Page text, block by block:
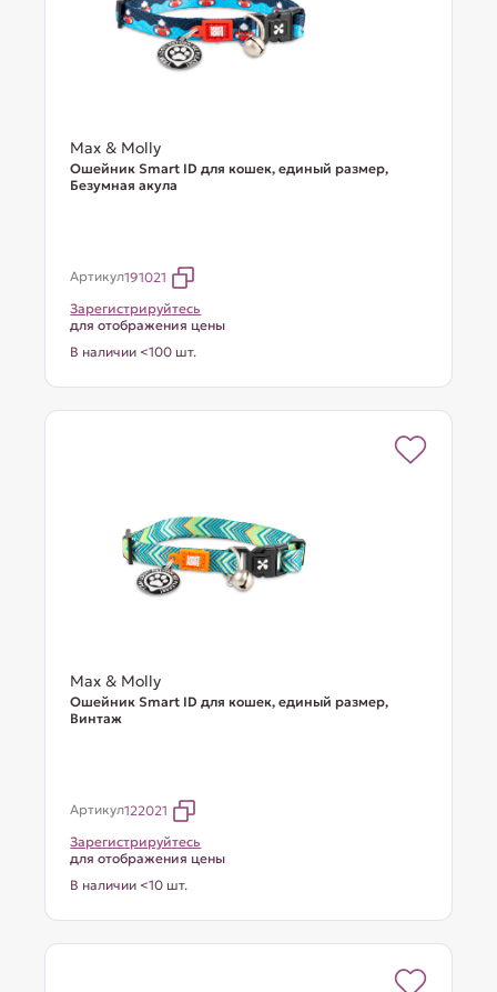
Max & Molly
Ошейник Smart ID для кошек, единый размер,
Безумная акула
Артикул191021
Зарегистрируйтесь
для отображения цены
В наличии <100 шт.
Max & Molly
Ошейник Smart ID для кошек, единый размер,
Винтаж
Артикул122021
Зарегистрируйтесь
для отображения цены
В наличии <10 шт.